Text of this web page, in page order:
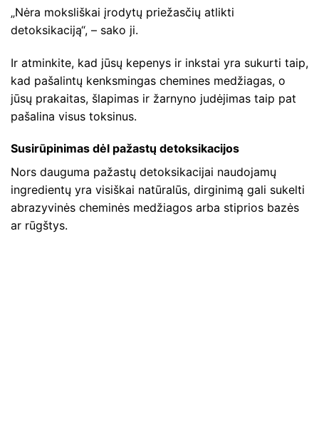
„Nėra moksliškai įrodytų priežasčių atlikti
detoksikaciją“, – sako ji.
Ir atminkite, kad jūsų kepenys ir inkstai yra sukurti taip,
kad pašalintų kenksmingas chemines medžiagas, o
jūsų prakaitas, šlapimas ir žarnyno judėjimas taip pat
pašalina visus toksinus.
Susirūpinimas dėl pažastų detoksikacijos
Nors dauguma pažastų detoksikacijai naudojamų
ingredientų yra visiškai natūralūs, dirginimą gali sukelti
abrazyvinės cheminės medžiagos arba stiprios bazės
ar rūgštys.